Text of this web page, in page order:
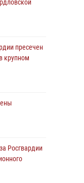
1
пресечен
крупном
Росгвардии